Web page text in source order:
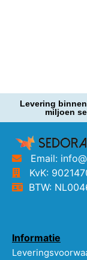
Levering
miljoen
Email:
KvK:
BTW:
Informatie